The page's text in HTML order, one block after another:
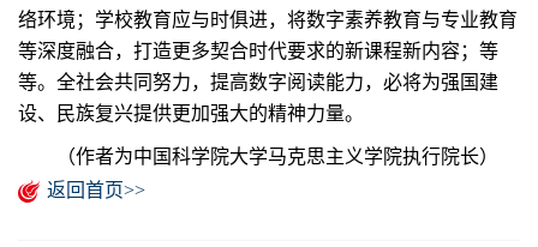
络环境；学校教育应与时俱进，将数字素养教育与专业教育
等深度融合，打造更多契合时代要求的新课程新内容；等
等。全社会共同努力，提高数字阅读能力，必将为强国建
设、民族复兴提供更加强大的精神力量。
（作者为中国科学院大学马克思主义学院执行院长）
返回首页>>